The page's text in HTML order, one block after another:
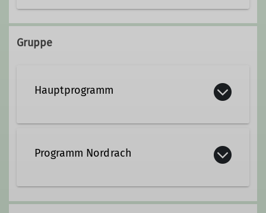
Kontakt aufnehmen
Gruppe
Hauptprogramm
Programm Nordrach